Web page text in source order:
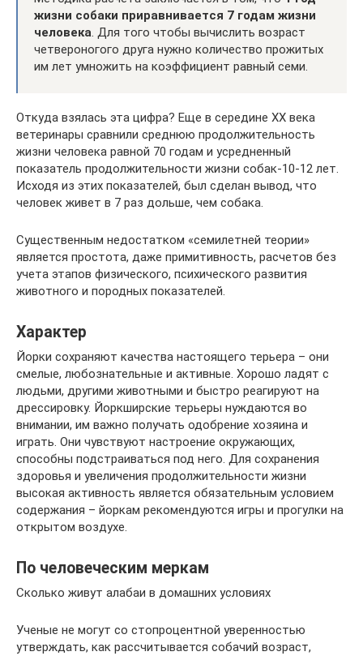
жизни собаки приравнивается 7 годам жизни
человека. Для того чтобы вычислить возраст
четвероногого друга нужно количество прожитых
им лет умножить на коэффициент равный семи.
Откуда взялась эта цифра? Еще в середине XX века
ветеринары сравнили среднюю продолжительность
жизни человека равной 70 годам и усредненный
показатель продолжительности жизни собак-10-12 лет.
Исходя из этих показателей, был сделан вывод, что
человек живет в 7 раз дольше, чем собака.
Существенным недостатком «семилетней теории»
является простота, даже примитивность, расчетов без
учета этапов физического, психического развития
животного и породных показателей.
Характер
Йорки сохраняют качества настоящего терьера – они
смелые, любознательные и активные. Хорошо ладят с
людьми, другими животными и быстро реагируют на
дрессировку. Йоркширские терьеры нуждаются во
внимании, им важно получать одобрение хозяина и
играть. Они чувствуют настроение окружающих,
способны подстраиваться под него. Для сохранения
здоровья и увеличения продолжительности жизни
высокая активность является обязательным условием
содержания – йоркам рекомендуются игры и прогулки на
открытом воздухе.
По человеческим меркам
Сколько живут алабаи в домашних условиях
Ученые не могут со стопроцентной уверенностью
утверждать, как рассчитывается собачий возраст,